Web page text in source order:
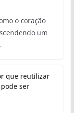
o coração
um
que reutilizar
ser